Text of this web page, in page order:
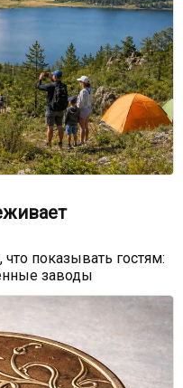
показывать гостям:
заводы